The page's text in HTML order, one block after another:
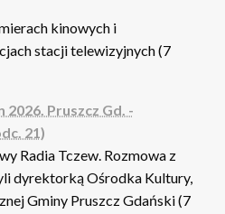
kinowych i
stacji telewizyjnych (7
2026. Pruszcz Gd. -
21)
Radia Tczew. Rozmowa z
dyrektorką Ośrodka Kultury,
Gminy Pruszcz Gdański (7